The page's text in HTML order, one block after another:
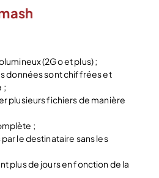
(2Go et plus) ;
données sont chiffrées et
;
plusieurs fichiers de manière
;
le destinataire sans les
plus de jours en fonction de la